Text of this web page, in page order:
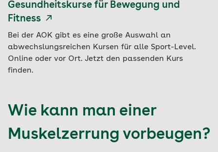
Gesundheitskurse für Bewegung und
Fitness
Bei der AOK gibt es eine große Auswahl an
abwechslungsreichen Kursen für alle Sport-Level.
Online oder vor Ort. Jetzt den passenden Kurs
finden.
Wie kann man einer
Muskelzerrung vorbeugen?